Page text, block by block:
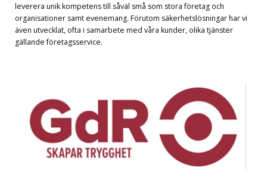
leverera unik kompetens till såväl små som stora företag och
organisationer samt evenemang. Förutom säkerhetslösningar har vi
även utvecklat, ofta i samarbete med våra kunder, olika tjänster
gällande företagsservice.